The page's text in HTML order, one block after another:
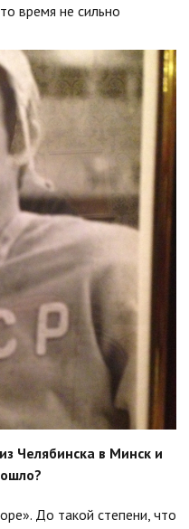
время не сильно
Челябинска в Минск и
До такой степени, что